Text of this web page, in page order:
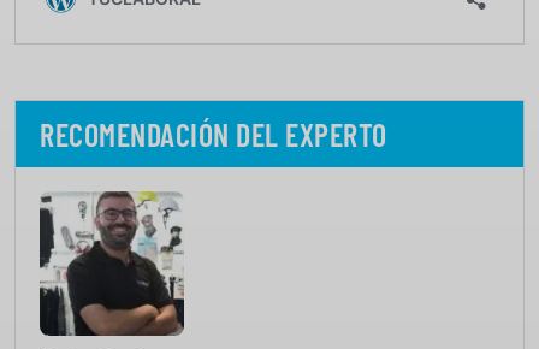
RECOMENDACIÓN DEL EXPERTO